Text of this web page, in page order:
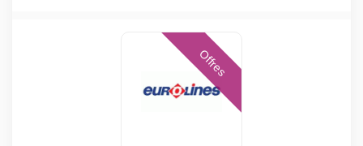
Offres